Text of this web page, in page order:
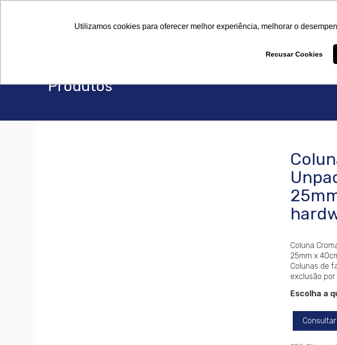
Utilizamos cookies para oferecer melhor experiência, melhorar o
Recusar Cookies
Sobre nós
Produtos
Produtos
Coluna
25mm x
Colunas de
exclusão
Escolha a
Consultar